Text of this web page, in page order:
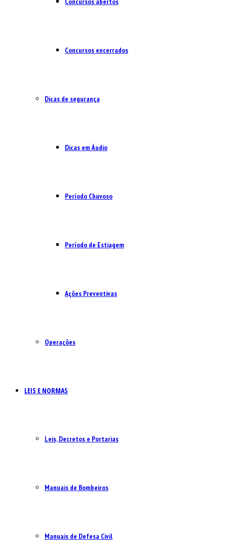
Concursos encerrados
Dicas de segurança
Dicas em Áudio
Período Chuvoso
Período de Estiagem
Ações Preventivas
Operações
LEIS E NORMAS
Leis, Decretos e Portarias
Manuais de Bombeiros
Manuais de Defesa Civil